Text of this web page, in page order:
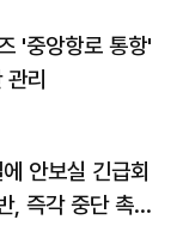
'중앙항로 통항'
리
안보실 긴급회
, 즉각 중단 촉